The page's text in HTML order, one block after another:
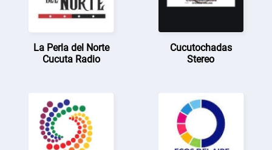
La Perla del Norte
Cucuta Radio
Cucutochadas
Stereo